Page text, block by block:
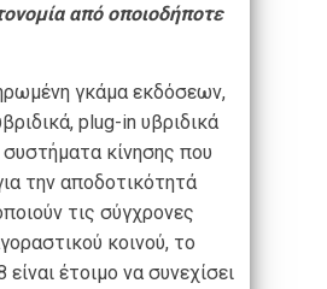
από οποιοδήποτε
γκάμα εκδόσεων,
plug-in υβριδικά
συστήματα κίνησης που
την αποδοτικότητά
τις σύγχρονες
κοινού, το
είναι έτοιμο να συνεχίσει